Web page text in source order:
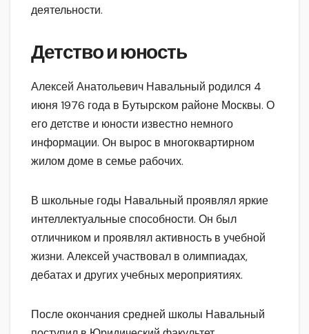
деятельности.
Детство и юность
Алексей Анатольевич Навальный родился 4
июня 1976 года в Бутырском районе Москвы. О
его детстве и юности известно немного
информации. Он вырос в многоквартирном
жилом доме в семье рабочих.
В школьные годы Навальный проявлял яркие
интеллектуальные способности. Он был
отличником и проявлял активность в учебной
жизни. Алексей участвовал в олимпиадах,
дебатах и других учебных мероприятиях.
После окончания средней школы Навальный